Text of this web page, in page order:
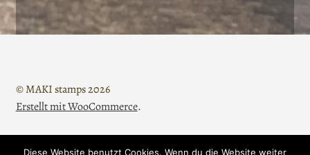
© MAKI stamps 2026
Erstellt mit WooCommerce.
Diese Website benutzt Cookies. Wenn du die Website weiter